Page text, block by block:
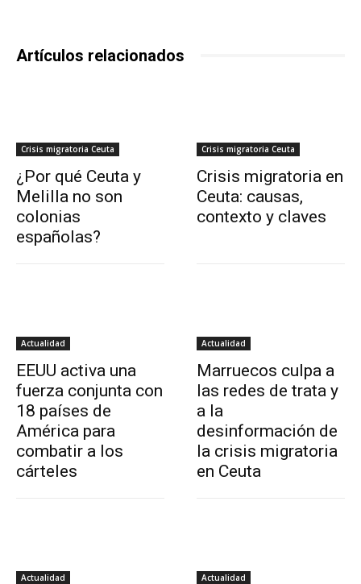
Artículos relacionados
Crisis migratoria Ceuta
¿Por qué Ceuta y
Melilla no son
colonias
españolas?
Crisis migratoria Ceuta
Crisis migratoria en
Ceuta: causas,
contexto y claves
Actualidad
EEUU activa una
fuerza conjunta con
18 países de
América para
combatir a los
cárteles
Actualidad
Marruecos culpa a
las redes de trata y
a la
desinformación de
la crisis migratoria
en Ceuta
Actualidad Actualidad